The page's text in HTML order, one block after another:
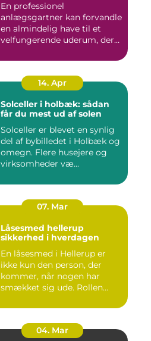
En professionel
anlægsgartner kan forvandle
en almindelig have til et
velfungerende uderum, der
14. Apr
Solceller i holbæk: sådan
får du mest ud af solen
Solceller er blevet en synlig
del af bybilledet i Holbæk og
omegn. Flere husejere og
virksomheder væ...
07. Mar
Låsesmed hellerup
sikkerhed i hverdagen
En låsesmed i Hellerup er
ikke kun den person, der
kommer, når nogen har
smækket sig ude. Rollen
04. Mar